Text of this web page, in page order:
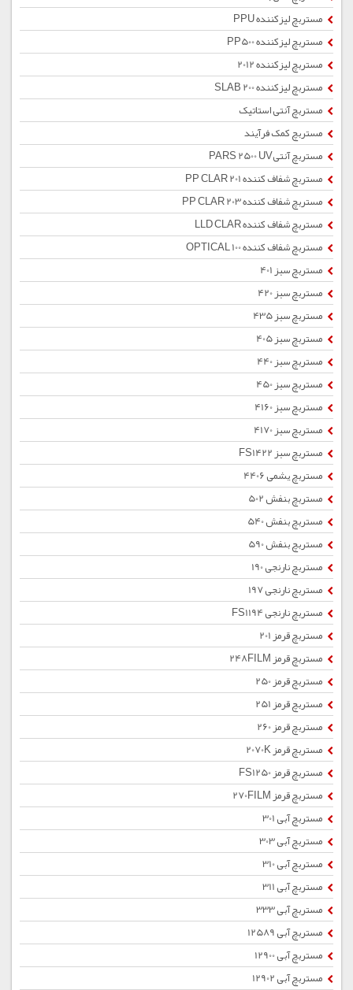
مستربچ لیزکننده PPU
مستربچ لیزکننده PP500
مستربچ لیزکننده 2012
مستربچ لیزکننده SLAB 200
مستربچ آنتی استاتیک
مستربچ کمک فرآیند
مستربچ آنتیPARS 2500 UV
مستربچ شفاف کننده PP CLAR 201
مستربچ شفاف کننده PP CLAR 203
مستربچ شفاف کننده LLD CLAR
مستربچ شفاف کننده OPTICAL 100
مستربچ سبز 401
مستربچ سبز 420
مستربچ سبز 435
مستربچ سبز 405
مستربچ سبز 440
مستربچ سبز 450
مستربچ سبز 4160
مستربچ سبز 4170
مستربچ سبز FS1422
مستربچ یشمی 4406
مستربچ بنفش 502
مستربچ بنفش 540
مستربچ بنفش 590
مستربچ نارنجی 190
مستربچ نارنجی 197
مستربچ نارنجی FS1194
مستربچ قرمز 201
مستربچ قرمز 248FILM
مستربچ قرمز 250
مستربچ قرمز 251
مستربچ قرمز 260
مستربچ قرمز 2070K
مستربچ قرمز FS1250
مستربچ قرمز 270FILM
مستربچ آبی 301
مستربچ آبی 303
مستربچ آبی 310
مستربچ آبی 311
مستربچ آبی 333
مستربچ آبی 12589
مستربچ آبی 12900
مستربچ آبی 12902